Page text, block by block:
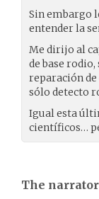
Sin embargo
entender la
Me dirijo al
de base
reparación de
sólo detecto
Igual esta
científicos…
The